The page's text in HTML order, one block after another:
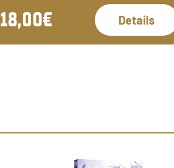
18,00€ Details